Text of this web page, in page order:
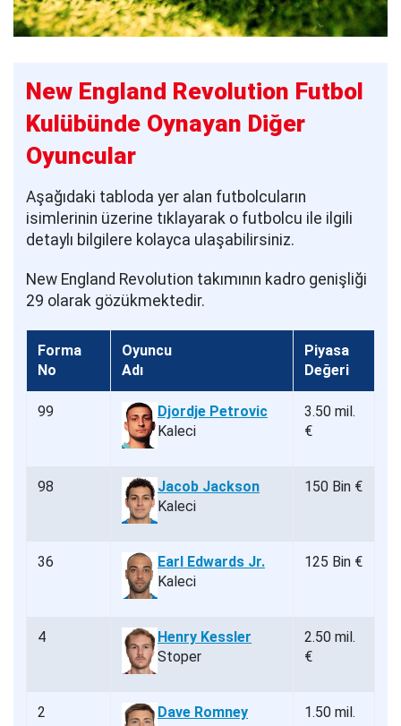
New England Revolution Futbol
Kulübünde Oynayan Diğer
Oyuncular
Aşağıdaki tabloda yer alan futbolcuların
isimlerinin üzerine tıklayarak o futbolcu ile ilgili
detaylı bilgilere kolayca ulaşabilirsiniz.
New England Revolution takımının kadro genişliği
29 olarak gözükmektedir.
Forma
No
Oyuncu
Adı
Piyasa
Değeri
99
Djordje Petrovic
Kaleci
3.50 mil.
€
98
Jacob Jackson
Kaleci
150 Bin €
36
Earl Edwards Jr.
Kaleci
125 Bin €
4
Henry Kessler
Stoper
2.50 mil.
€
2
Dave Romney
1.50 mil.